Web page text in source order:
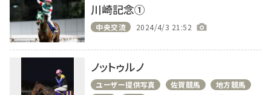
川崎記念①
中央交流 2024/4/3 21:52
ノットゥルノ
ユーザー提供写真 佐賀競馬
地方競馬